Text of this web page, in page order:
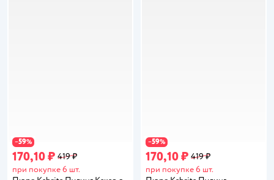
−59%
170,10 ₽ 419 ₽
при покупке 6 шт.
−59%
170,10 ₽ 419 ₽
при покупке 6 шт.